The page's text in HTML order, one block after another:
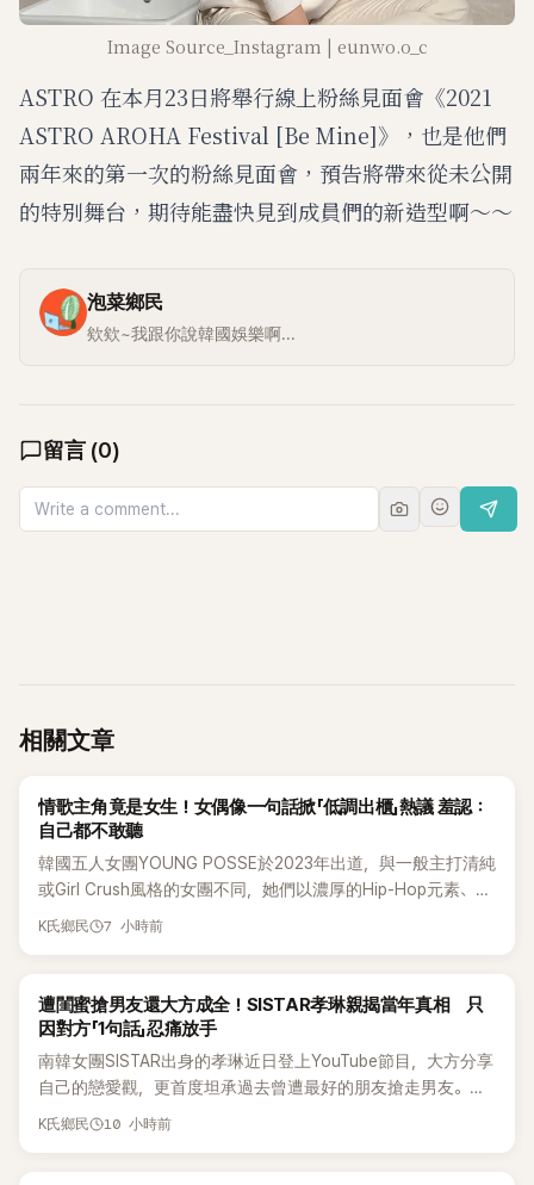
Image Source_Instagram | eunwo.o_c
ASTRO 在本月23日將舉行線上粉絲見面會《2021
ASTRO AROHA Festival [Be Mine]》，也是他們
兩年來的第一次的粉絲見面會，預告將帶來從未公開
的特別舞台，期待能盡快見到成員們的新造型啊～～
泡菜鄉民
欸欸~我跟你說韓國娛樂啊...
留言 (0)
相關文章
K-POP
情歌主角竟是女生！女偶像一句話掀「低調出櫃」熱議 羞認：
自己都不敢聽
韓國五人女團YOUNG POSSE於2023年出道，與一般主打清純
或Girl Crush風格的女團不同，她們以濃厚的Hip-Hop元素、自
創Rap及成員親自參與創作為特色，MV也融入美式街頭、塗
為第五代女團中極具辨識度的新生代代表之一。
K氏鄉民 7 小時前
K-POP
遭閨蜜搶男友還大方成全！SISTAR孝琳親揭當年真相 只
因對方「1句話」忍痛放手
南韓女團SISTAR出身的孝琳近日登上YouTube節目，大方分享
自己的戀愛觀，更首度坦承過去曾遭最好的朋友搶走男友。她
表示，當時選擇瀟灑放手，但如果同樣的事情現在再發生，「我
K氏鄉民 10 小時前